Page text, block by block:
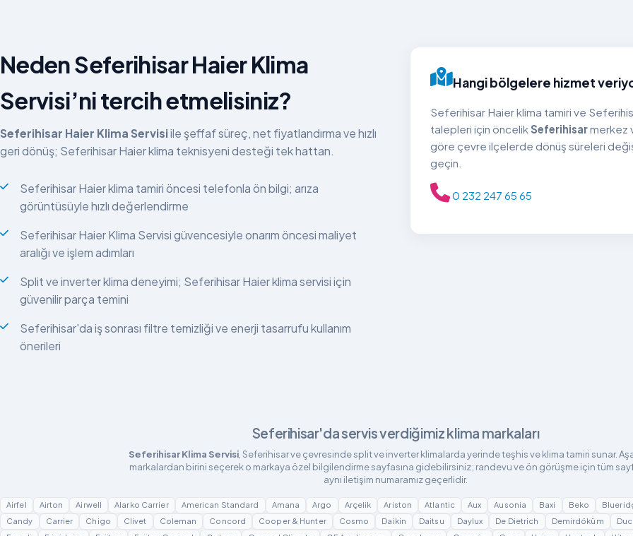
Neden Seferihisar Haier Klima
Servisi’ni tercih etmelisiniz?
Seferihisar Haier Klima Servisiile şeffaf süreç, net fiyatlandırma ve hızlı
geri dönüş; Seferihisar Haier klima teknisyeni desteği tek hattan.
Seferihisar Haier klima tamiri öncesi telefonla ön bilgi; arıza
görüntüsüyle hızlı değerlendirme
Seferihisar Haier Klima Servisi güvencesiyle onarım öncesi maliyet
aralığı ve işlem adımları
Split ve inverter klima deneyimi; Seferihisar Haier klima servisi için
güvenilir parça temini
Seferihisar'da iş sonrası filtre temizliği ve enerji tasarrufu kullanım
önerileri
Hangi bölgelere hizmet
Seferihisar Haier klima tamiri ve
talepleri için öncelik Seferihisarmerkez
göre çevre ilçelerde dönüş süreleri
geçin.
0 232 247 65 65
Seferihisar'da servis verdiğimiz klima markaları
Seferihisar Klima Servisi , Seferihisar ve çevresinde split ve inverter klimalarda yerinde teşhis ve klima tamiri sunar.
markalardan birini seçerek o markaya özel bilgilendirme sayfasına gidebilirsiniz; randevu ve ön görüşme için tüm
aynı iletişim numaramız geçerlidir.
Airfel Airton Airwell Alarko Carrier American Standard Amana Argo Arçelik Ariston Atlantic Aux Ausonia Baxi Beko
Candy
Carrier Chigo Clivet Coleman Concord Cooper & Hunter Cosmo Daikin Daitsu Daylux De Dietrich Demirdöküm